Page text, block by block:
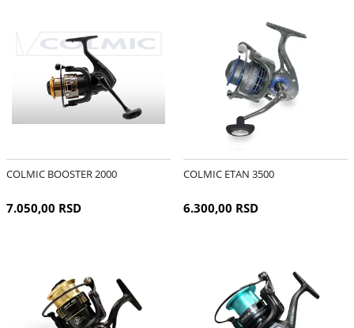
COLMIC BOOSTER 2000
7.050,00 RSD
COLMIC ETAN 3500
6.300,00 RSD